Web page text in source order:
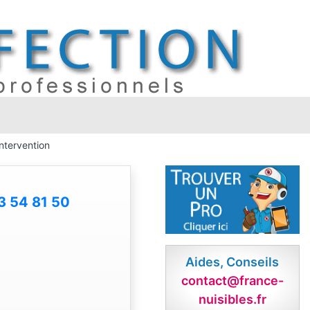
54 81 50
Aides, Conseils
contact@france-
nuisibles.fr